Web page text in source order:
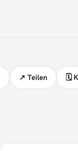
↗ Teilen 🗓